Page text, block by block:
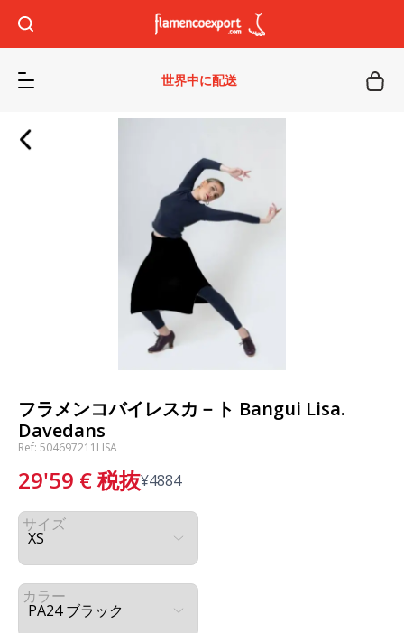
世界中に配送
フラメンコバイレスカ－ト Bangui Lisa.
Davedans
Ref: 504697211LISA
29'59 €税抜¥4884
サイズ
カラー